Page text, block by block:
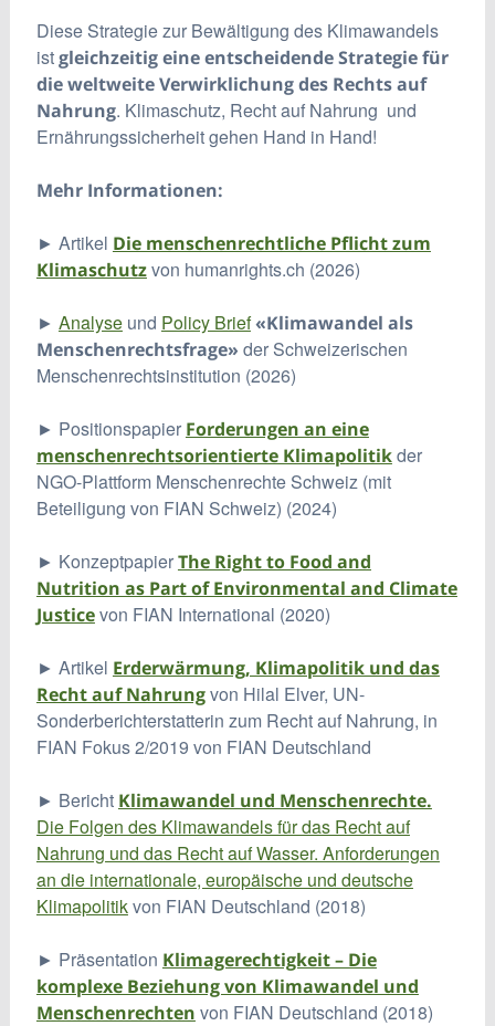
Diese Strategie zur Bewältigung des Klimawandels
istgleichzeitig eine entscheidende Strategie für
die weltweite Verwirklichung des Rechts auf
Nahrung. Klimaschutz, Recht auf Nahrung und
Ernährungssicherheit gehen Hand in Hand!
Mehr Informationen:
► Artikel Die menschenrechtliche Pflicht zum
Klimaschutzvon humanrights.ch (2026)
► Analyseund Policy Brief«Klimawandel als
Menschenrechtsfrage» der Schweizerischen
Menschenrechtsinstitution (2026)
► Positionspapier Forderungen an eine
menschenrechtsorientierte Klimapolitikder
NGO-Plattform Menschenrechte Schweiz (mit
Beteiligung von FIAN Schweiz) (2024)
► KonzeptpapierThe Right to Food and
Nutrition as Part of Environmental and Climate
Justicevon FIAN International (2020)
► Artikel Erderwärmung, Klimapolitik und das
Recht auf Nahrungvon Hilal Elver, UN-
Sonderberichterstatterin zum Recht auf Nahrung, in
FIAN Fokus 2/2019 von FIAN Deutschland
► Bericht Klimawandel und Menschenrechte.
Die Folgen des Klimawandels für das Recht auf
Nahrung und das Recht auf Wasser. Anforderungen
an die internationale, europäische und deutsche
Klimapolitikvon FIAN Deutschland (2018)
► Präsentation Klimagerechtigkeit – Die
komplexe Beziehung von Klimawandel und
Menschenrechten von FIAN Deutschland (2018)